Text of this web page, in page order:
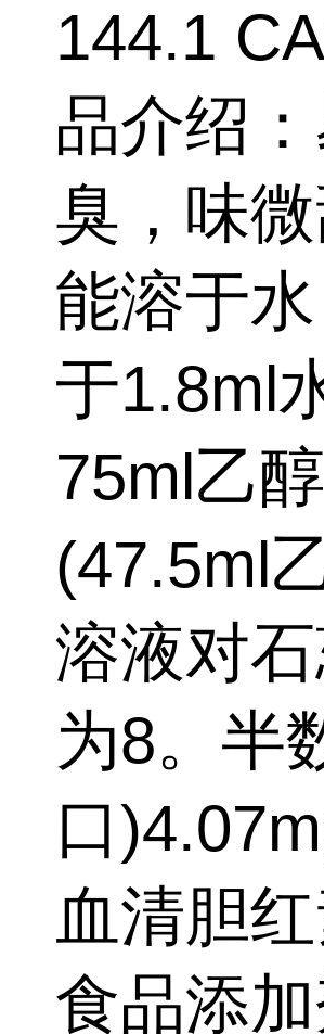
144.1
品介绍
臭，味
能溶于
于1.8ml
75ml乙
(47.5ml
溶液对
为8。半
口
血清胆
食品添